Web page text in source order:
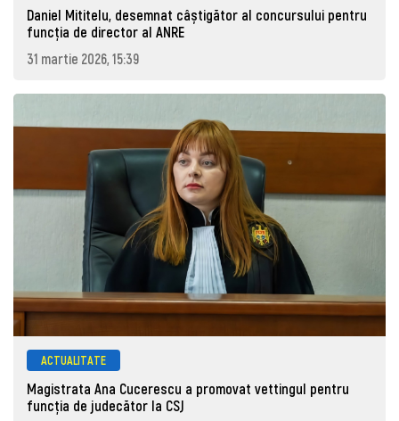
Daniel Mititelu, desemnat câștigător al concursului pentru
funcția de director al ANRE
31 martie 2026, 15:39
ACTUALITATE
Magistrata Ana Cucerescu a promovat vettingul pentru
funcția de judecător la CSJ